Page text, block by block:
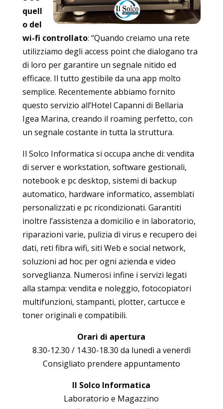
quell
o del
wi-fi controllato: “Quando creiamo una rete
utilizziamo degli access point che dialogano tra
di loro per garantire un segnale nitido ed
efficace. Il tutto gestibile da una app molto
semplice. Recentemente abbiamo fornito
questo servizio all’Hotel Capanni di Bellaria
Igea Marina, creando il roaming perfetto, con
un segnale costante in tutta la struttura.
Il Solco Informatica si occupa anche di: vendita
di server e workstation, software gestionali,
notebook e pc desktop, sistemi di backup
automatico, hardware informatico, assemblati
personalizzati e pc ricondizionati. Garantiti
inoltre l’assistenza a domicilio e in laboratorio,
riparazioni varie, pulizia di virus e recupero dei
dati, reti fibra wifi, siti Web e social network,
soluzioni ad hoc per ogni azienda e video
sorveglianza. Numerosi infine i servizi legati
alla stampa: vendita e noleggio, fotocopiatori
multifunzioni, stampanti, plotter, cartucce e
toner originali e compatibili.
Orari di apertura
8.30-12.30 / 14.30-18.30 da lunedì a venerdì
Consigliato prendere appuntamento
Il Solco Informatica
Laboratorio e Magazzino